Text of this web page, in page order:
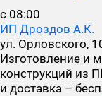
с 08:00
ИП Дроздов А.К.
ул. Орловского,
Изготовление и
конструкций из
и доставка –